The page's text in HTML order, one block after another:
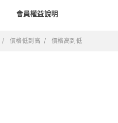
會員權益說明
價格低到高 價格高到低